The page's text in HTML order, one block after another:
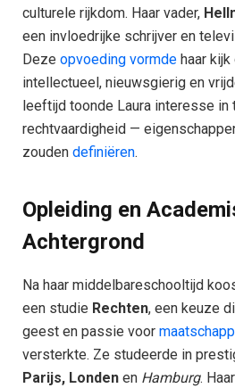
culturele rijkdom. Haar vader,
een invloedrijke schrijver en
Deze opvoeding vormde haar
intellectueel, nieuwsgierig en
leeftijd toonde Laura interesse in
rechtvaardigheid —
zouden definiëren.
Opleiding en
Achtergrond
Na haar middelbareschooltijd
een studie Rechten, een keuze
geest en passie voor
versterkte. Ze studeerde in
Parijs, Londen en Hamburg.